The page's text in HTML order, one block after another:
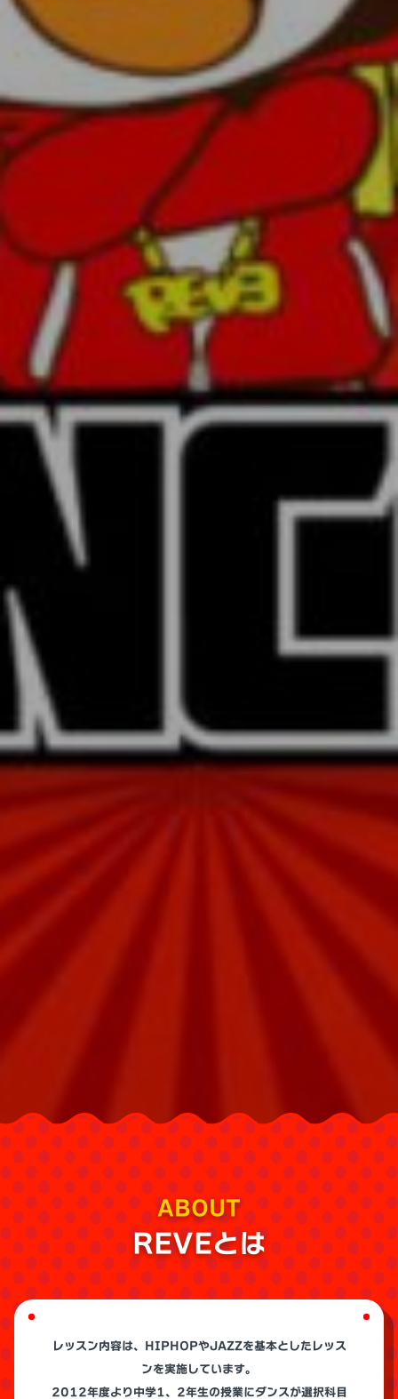
ABOUT
REVEとは
レッスン内容は、HIPHOPやJAZZを基本としたレッス
ンを実施しています。
2012年度より中学1、2年生の授業にダンスが選択科目